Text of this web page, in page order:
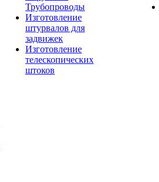
Трубопроводы
Изготовление
штурвалов для
задвижек
Изготовление
телескопических
штоков